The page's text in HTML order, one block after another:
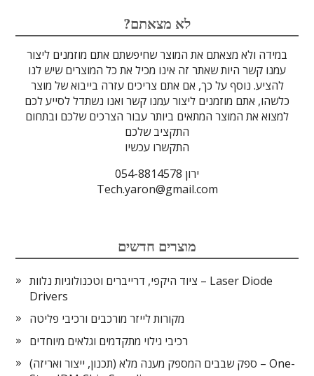
אופטומכניקה ובקרת תנועה
סיבים אופטיים
מקורות אור
מוליכי אור
לדים
הדמיה ומצלמות
גלאים וחיישנים
מסננים אופטיים
לייזרים ומוצרי בטיחות לייזר
גבישים
ספקטרוסקופיה
אלקטרוניקה
מיגון קרינה
עדשות
מתקנים לרפואה
טרה-הרץ
מוצרי קוורץ
זכוכיות וציפויים
מוצרים אחרים
?לא מצאתם
במידה ולא מצאתם את המוצר שחיפשתם אתם מוזמנים ליצור
עמנו קשר היות שאתר זה אינו מכיל את כל המוצרים שיש לנו
להציע. נוסף על כך, אם אתם צריכים עזרה בייבוא של מוצר
כלשהו, אתם מוזמנים ליצור עמנו קשר ואנו נשתדל לסייע לכם
למצוא את המוצר המתאים ביותר עבור הצרכים שלכם ובתחום
התקציב שלכם
התקשרו עכשיו
ירון 054-8814578
Tech.yaron@gmail.com
מוצרים חדשים
ציוד היקפי, דרייברים וטכנולוגיות נלוות – Laser Diode
Drivers
מקורות לייזר מורכבים ורכיבי פליטה
רכיבי גילוי מתקדמים וגלאים מיוחדים
ספק שבבים המספק מענה מלא (תכנון, ייצור ואריזה) – One-